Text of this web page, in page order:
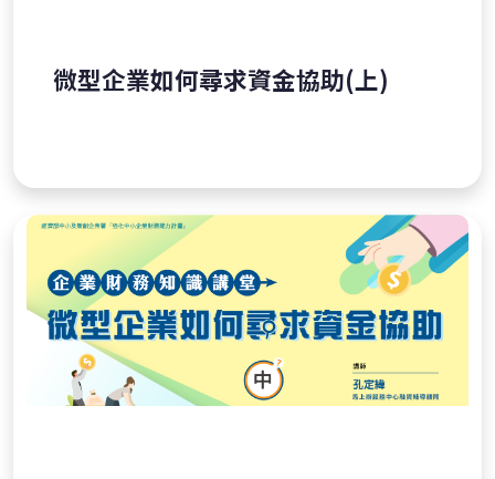
微型企業如何尋求資金協助(上)